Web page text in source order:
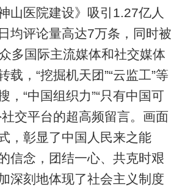
山医院建设》吸引1.27亿人
均评论量高达7万条，同时被
多国际主流媒体和社交媒体
载，“挖掘机天团”“云监工”等
，“中国组织力”“只有中国可
社交平台的超高频留言。画面
，彰显了中国人民来之能
信念，团结一心、共克时艰
深刻地体现了社会主义制度